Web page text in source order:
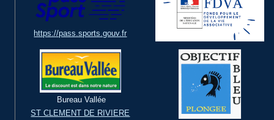
https://pass.sports.gouv.fr
Bureau Vallée
ST CLEMENT DE RIVIERE